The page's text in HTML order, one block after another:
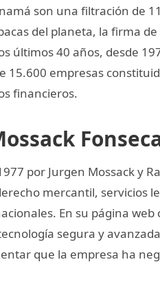
son una filtración de
del planeta, la firma
últimos 40 años, desde
15.600 empresas
financieros.
por Jurgen Mossack y
mercantil, servicios
En su página
segura y
que la empresa ha